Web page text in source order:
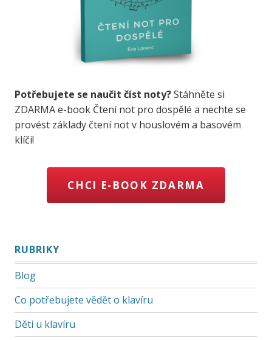
Potřebujete se naučit číst noty?Stáhněte si
ZDARMA e-book Čtení not pro dospělé a nechte se
provést základy čtení not v houslovém a basovém
klíči!
CHCI E-BOOK ZDARMA
RUBRIKY
Blog
Co potřebujete vědět o klavíru
Děti u klavíru